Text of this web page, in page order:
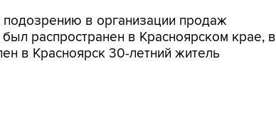
в организации продаж
распространен в Красноярском крае, в
в Красноярск 30-летний житель